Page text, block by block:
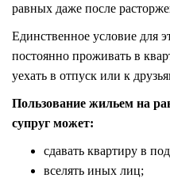
равных даже после
Единственное условие для
постоянно проживать в
уехать в отпуск или к
Пользование жильем на
супруг может:
сдавать квартиру в
вселять иных лиц;